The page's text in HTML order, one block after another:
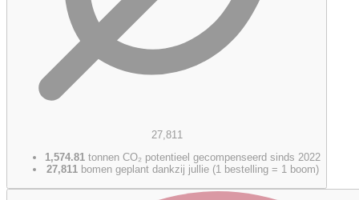
27,811
1,574.81 tonnen CO₂ potentieel gecompenseerd sinds 2022
27,811 bomen geplant dankzij jullie (1 bestelling = 1 boom)